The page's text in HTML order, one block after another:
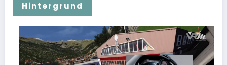
Hintergrund